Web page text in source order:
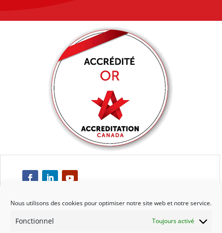
Nous utilisons des cookies pour optimiser notre site web et notre service.
Fonctionnel Toujours activé
Respect